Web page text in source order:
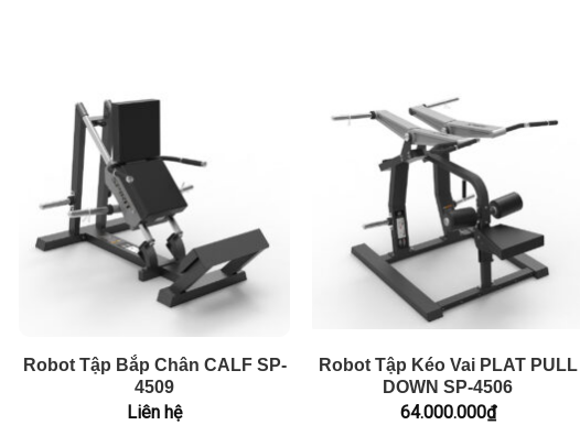
Robot Tập Bắp Chân CALF SP-
4509
Liên hệ
Robot Tập Kéo Vai PLAT PULL
DOWN SP-4506
64.000.000₫